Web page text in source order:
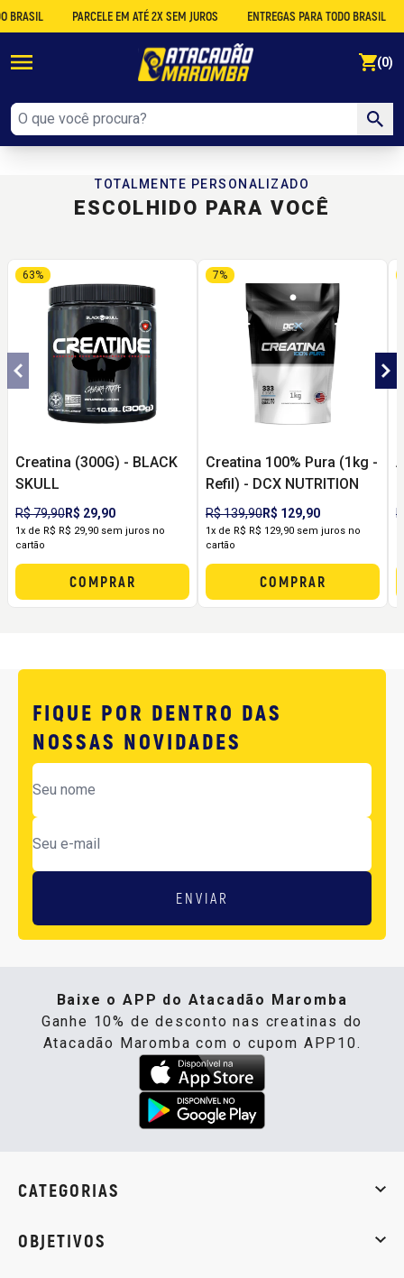
PARCELE EM ATÉ 2X SEM JUROS ENTREGAS PARA TODO BRASIL
(0)
TOTALMENTE PERSONALIZADO
ESCOLHIDO PARA VOCÊ
Creatina (300G) - BLACK
SKULL
R$ 79,90R$ 29,90
63%
1x de R$ R$ 29,90 sem juros no
cartão
COMPRAR
Creatina 100% Pura (1kg -
Refil) - DCX NUTRITION
R$ 139,90R$ 129,90
7%
1x de R$ R$ 129,90 sem juros no
cartão
COMPRAR
FIQUE POR DENTRO DAS
NOSSAS NOVIDADES
ENVIAR
Baixe o APP do Atacadão Maromba
Ganhe 10% de desconto nas creatinas do
Atacadão Maromba com o cupom APP10.
CATEGORIAS
OBJETIVOS